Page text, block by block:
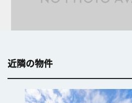
近隣の物件